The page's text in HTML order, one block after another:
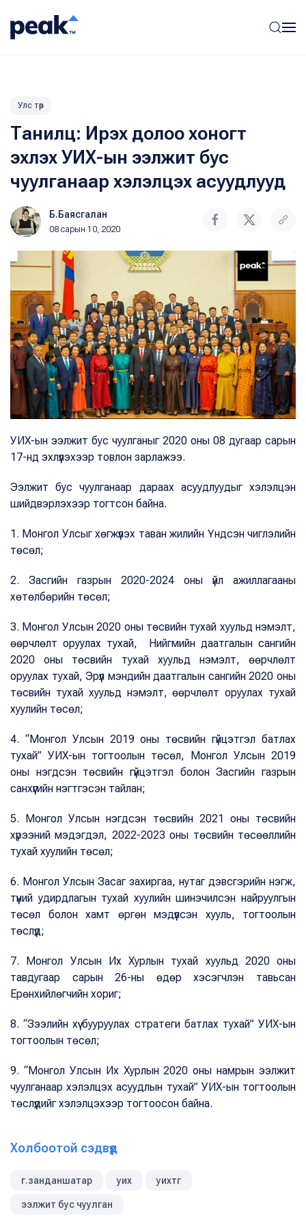
Улс төр
Танилц: Ирэх долоо хоногт
эхлэх УИХ-ын ээлжит бус
чуулганаар хэлэлцэх асуудлууд
Б.Баясгалан
08 сарын 10, 2020
УИХ-ын ээлжит бус чуулганыг 2020 оны 08 дугаар сарын
17-нд эхлүүлэхээр товлон зарлажээ.
Ээлжит бус чуулганаар дараах асуудлуудыг хэлэлцэн
шийдвэрлэхээр тогтсон байна.
1. Монгол Улсыг хөгжүүлэх таван жилийн Үндсэн чиглэлийн
төсөл;
2. Засгийн газрын 2020-2024 оны үйл ажиллагааны
хөтөлбөрийн төсөл;
3. Монгол Улсын 2020 оны төсвийн тухай хуульд нэмэлт,
өөрчлөлт оруулах тухай, Нийгмийн даатгалын сангийн
2020 оны төсвийн тухай хуульд нэмэлт, өөрчлөлт
оруулах тухай, Эрүүл мэндийн даатгалын сангийн 2020 оны
төсвийн тухай хуульд нэмэлт, өөрчлөлт оруулах тухай
хуулийн төсөл;
4. “Монгол Улсын 2019 оны төсвийн гүйцэтгэл батлах
тухай” УИХ-ын тогтоолын төсөл, Монгол Улсын 2019
оны нэгдсэн төсвийн гүйцэтгэл болон Засгийн газрын
санхүүгийн нэгтгэсэн тайлан;
5. Монгол Улсын нэгдсэн төсвийн 2021 оны төсвийн
хүрээний мэдэгдэл, 2022-2023 оны төсвийн төсөөллийн
тухай хуулийн төсөл;
6. Монгол Улсын Засаг захиргаа, нутаг дэвсгэрийн нэгж,
түүний удирдлагын тухай хуулийн шинэчилсэн найруулгын
төсөл болон хамт өргөн мэдүүлсэн хууль, тогтоолын
төслүүд;
7. Монгол Улсын Их Хурлын тухай хуульд 2020 оны
тавдугаар сарын 26-ны өдөр хэсэгчлэн тавьсан
Ерөнхийлөгчийн хориг;
8. “Зээлийн хүү бууруулах стратеги батлах тухай” УИХ-ын
тогтоолын төсөл;
9. “Монгол Улсын Их Хурлын 2020 оны намрын ээлжит
чуулганаар хэлэлцэх асуудлын тухай” УИХ-ын тогтоолын
төслүүдийг хэлэлцэхээр тогтоосон байна.
Холбоотой сэдвүүд
г.занданшатар уих уихтг
ээлжит бус чуулган